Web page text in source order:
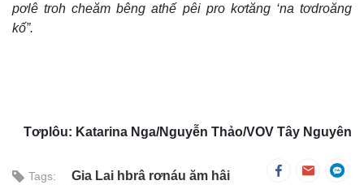
pơlê troh cheăm bêng athế pêi pro kơtăng ‘na tơdroăng
kố”.
Tơplôu: Katarina Nga/Nguyễn Thảo/VOV Tây Nguyên
Tags:
Gia Lai hbrâ rơnáu ăm hâi